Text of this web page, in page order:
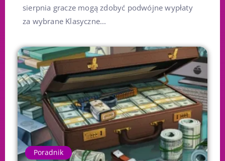
sierpnia gracze mogą zdobyć podwójne wypłaty
za wybrane Klasyczne...
Poradnik